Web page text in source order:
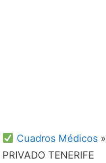
Cuadros Médicos»
PRIVADO TENERIFE